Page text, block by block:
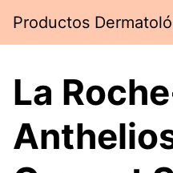
contenido
Productos
La